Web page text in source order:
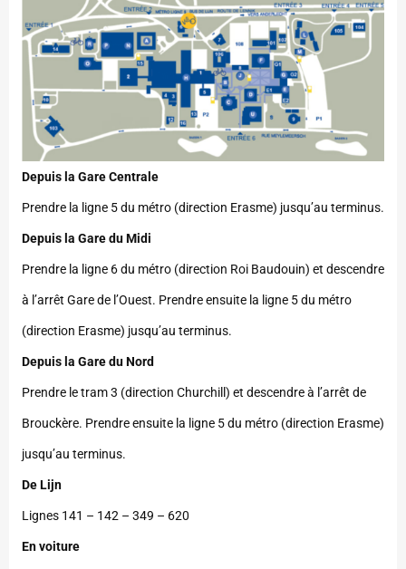
Depuis la Gare Centrale
Prendre la ligne 5 du métro (direction Erasme) jusqu’au terminus.
Depuis la Gare du Midi
Prendre la ligne 6 du métro (direction Roi Baudouin) et descendre
à l’arrêt Gare de l’Ouest. Prendre ensuite la ligne 5 du métro
(direction Erasme) jusqu’au terminus.
Depuis la Gare du Nord
Prendre le tram 3 (direction Churchill) et descendre à l’arrêt de
Brouckère. Prendre ensuite la ligne 5 du métro (direction Erasme)
jusqu’au terminus.
De Lijn
Lignes 141 – 142 – 349 – 620
En voiture